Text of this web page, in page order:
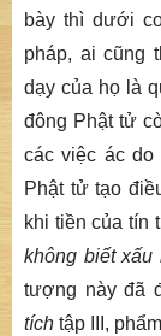
bày thì dưới
pháp, ai cũng
dạy của họ là
đông Phật tử
các việc ác do
Phật tử tạo
khi tiền của tín
không biết xấu
tượng này đã
tích tập III,